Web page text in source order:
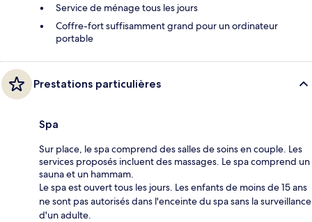
Service de ménage tous les jours
Coffre-fort suffisamment grand pour un ordinateur
portable
Prestations particulières
Spa
Sur place, le spa comprend des salles de soins en couple. Les
services proposés incluent des massages. Le spa comprend un
sauna et un hammam.
Le spa est ouvert tous les jours. Les enfants de moins de 15 ans
ne sont pas autorisés dans l'enceinte du spa sans la surveillance
d'un adulte.